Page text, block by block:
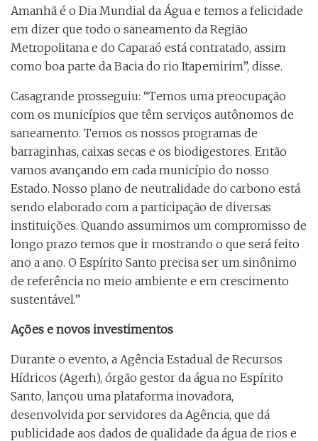
Amanhã é o Dia Mundial da Água e temos a felicidade
em dizer que todo o saneamento da Região
Metropolitana e do Caparaó está contratado, assim
como boa parte da Bacia do rio Itapemirim”, disse.
Casagrande prosseguiu: “Temos uma preocupação
com os municípios que têm serviços autônomos de
saneamento. Temos os nossos programas de
barraginhas, caixas secas e os biodigestores. Então
vamos avançando em cada município do nosso
Estado. Nosso plano de neutralidade do carbono está
sendo elaborado com a participação de diversas
instituições. Quando assumimos um compromisso de
longo prazo temos que ir mostrando o que será feito
ano a ano. O Espírito Santo precisa ser um sinônimo
de referência no meio ambiente e em crescimento
sustentável.”
Ações e novos investimentos
Durante o evento, a Agência Estadual de Recursos
Hídricos (Agerh), órgão gestor da água no Espírito
Santo, lançou uma plataforma inovadora,
desenvolvida por servidores da Agência, que dá
publicidade aos dados de qualidade da água de rios e